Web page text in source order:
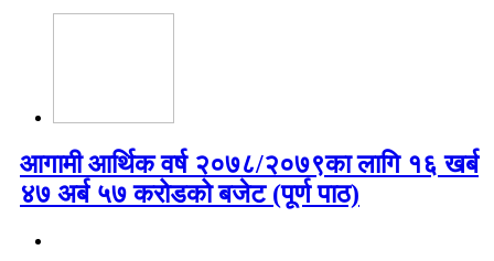
आगामी आर्थिक वर्ष २०७८/२०७९का लागि १६ खर्ब
४७ अर्ब ५७ करोडको बजेट (पूर्ण पाठ)